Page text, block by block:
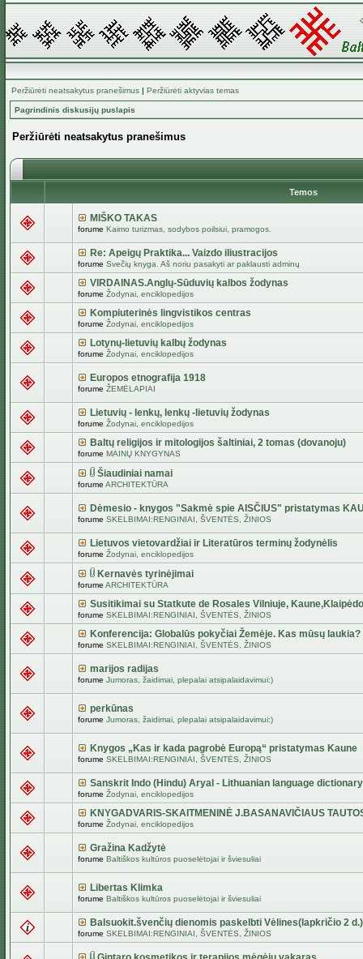
Peržiūrėti neatsakytus pranešimus | Peržiūrėti aktyvias temas
Pagrindinis diskusijų puslapis
Peržiūrėti neatsakytus pranešimus
Temos
MIŠKO TAKAS
forume Kaimo turizmas, sodybos poilsiui, pramogos.
Re: Apeigų Praktika... Vaizdo iliustracijos
forume Svečių knyga. Aš noriu pasakyti ar paklausti adminų
VIRDAINAS.Anglų-Sūduvių kalbos žodynas
forume Žodynai, enciklopedijos
Kompiuterinės lingvistikos centras
forume Žodynai, enciklopedijos
Lotynų-lietuvių kalbų žodynas
forume Žodynai, enciklopedijos
Europos etnografija 1918
forume ŽEMĖLAPIAI
Lietuvių - lenkų, lenkų -lietuvių žodynas
forume Žodynai, enciklopedijos
Baltų religijos ir mitologijos šaltiniai, 2 tomas (dovanoju)
forume MAINŲ KNYGYNAS
Šiaudiniai namai
forume ARCHITEKTŪRA
Dėmesio - knygos "Sakmė spie AISČIUS" pristatymas
forume SKELBIMAI:RENGINIAI, ŠVENTĖS, ŽINIOS
Lietuvos vietovardžiai ir Literatūros terminų žodynėlis
forume Žodynai, enciklopedijos
Kernavės tyrinėjimai
forume ARCHITEKTŪRA
Susitikimai su Statkute de Rosales Vilniuje,
forume SKELBIMAI:RENGINIAI, ŠVENTĖS, ŽINIOS
Konferencija: Globalūs pokyčiai Žemėje. Kas mūsų laukia?
forume SKELBIMAI:RENGINIAI, ŠVENTĖS, ŽINIOS
marijos radijas
forume Jumoras, žaidimai, plepalai atsipalaidavimui:)
perkūnas
forume Jumoras, žaidimai, plepalai atsipalaidavimui:)
Knygos „Kas ir kada pagrobė Europą“ pristatymas Kaune
forume SKELBIMAI:RENGINIAI, ŠVENTĖS, ŽINIOS
Sanskrit Indo (Hindu) Aryal - Lithuanian language dictionary
forume Žodynai, enciklopedijos
KNYGADVARIS-SKAITMENINĖ J.BASANAVIČIAUS
forume Žodynai, enciklopedijos
Gražina Kadžytė
forume Baltiškos kultūros puoselėtojai ir šviesuliai
Libertas Klimka
forume Baltiškos kultūros puoselėtojai ir šviesuliai
Balsuokit.švenčių dienomis paskelbti Vėlines(lapkričio 2 d.)
forume SKELBIMAI:RENGINIAI, ŠVENTĖS, ŽINIOS